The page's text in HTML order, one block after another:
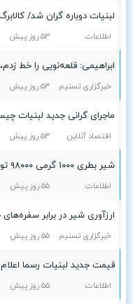
لبنیات دوباره گران شد/
اطلاعات ۵٣ روز پیش
ابراهیمی: قلعه‌نویی را خط
خبرگزاری تسنیم ۵٣ روز پیش
ماجرای گرانی جدید لبنیات
اقتصاد آنلاین ۵٣ روز پیش
شیر بطری ۱۰۰۰ گرمی ۹۸۰۰۰ تومان!
اطلاعات ۵۵ روز پیش
ارزآوری شیر در برابر سفره‌های
خبرگزاری تسنیم ۵۵ روز پیش
قیمت جدید لبنیات رسما
اطلاعات ۵۵ روز پیش